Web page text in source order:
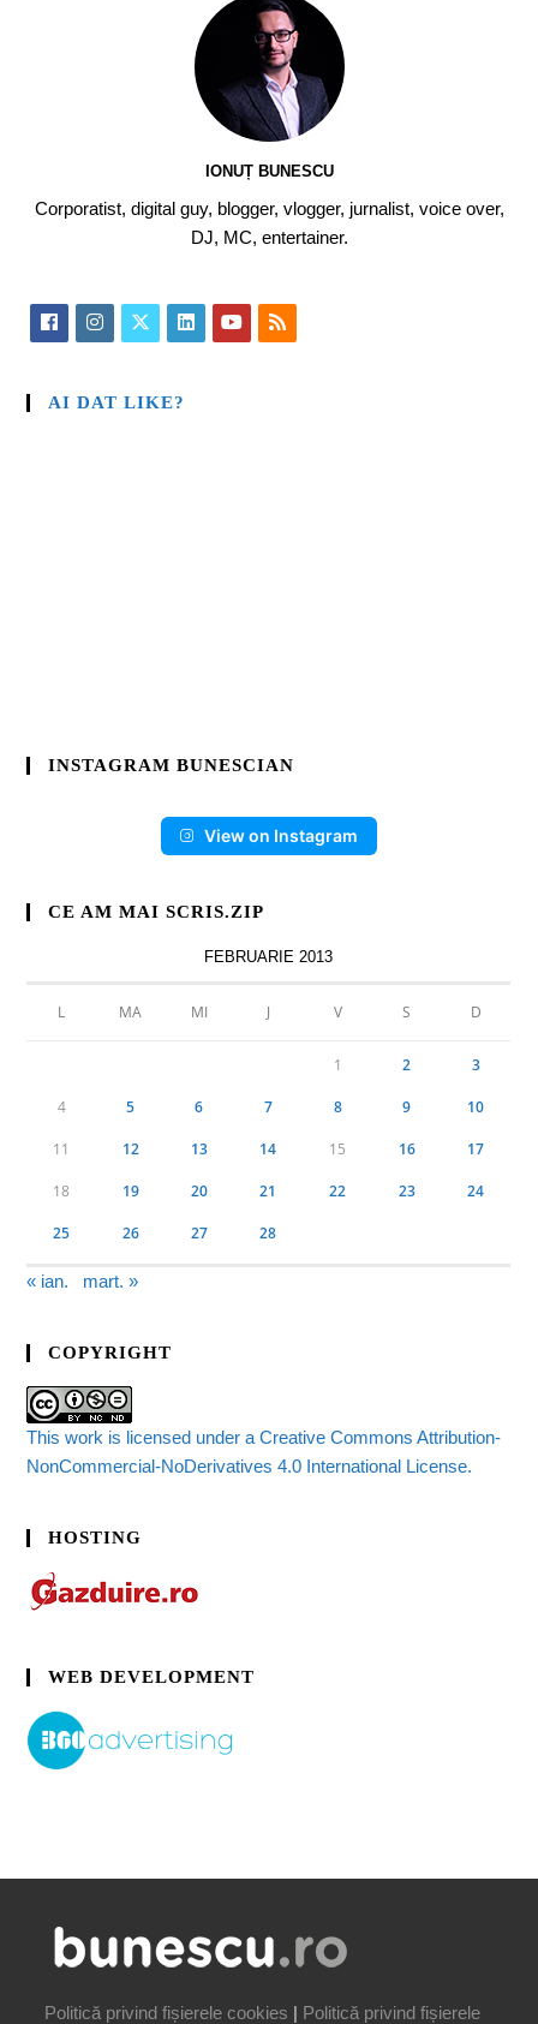
IONUȚ BUNESCU
Corporatist, digital guy, blogger, vlogger, jurnalist, voice over,
DJ, MC, entertainer.
AI DAT LIKE?
INSTAGRAM BUNESCIAN
View on Instagram
CE AM MAI SCRIS.ZIP
FEBRUARIE 2013
L MA MI J V S D
1 2 3
4 5 6 7 8 9 10
11 12 13 14 15 16 17
18 19 20 21 22 23 24
25 26 27 28
« ian. mart. »
COPYRIGHT
This work is licensed under a Creative Commons Attribution-
NonCommercial-NoDerivatives 4.0 International License.
HOSTING
WEB DEVELOPMENT
Politică privind fișierele cookies | Politică privind fișierele